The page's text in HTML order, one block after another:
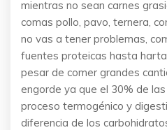
mientras no sean carnes
comas pollo, pavo, ternera,
no vas a tener problemas,
fuentes proteicas hasta
pesar de comer grandes
engorde ya que el 30% de
proceso termogénico y
diferencia de los